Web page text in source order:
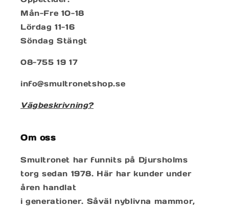
Mån-Fre 10-18
Lördag 11-16
Söndag Stängt
08-755 19 17
info@smultronetshop.se
Vägbeskrivning?
Om oss
Smultronet har funnits på Djursholms
torg sedan 1978. Här har kunder under
åren handlat
i generationer. Såväl nyblivna mammor,